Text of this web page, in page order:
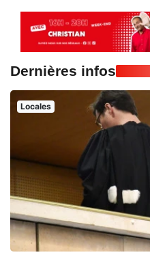
Dernières infos
Locales